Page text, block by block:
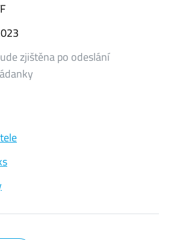
zjištěna po odeslání